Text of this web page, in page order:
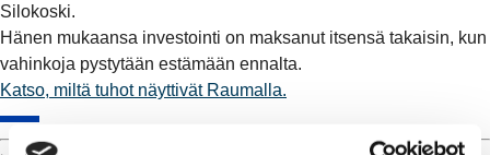
Silokoski.
Hänen mukaansa investointi on maksanut itsensä takaisin, kun
vahinkoja pystytään estämään ennalta.
Katso, miltä tuhot näyttivät Raumalla.